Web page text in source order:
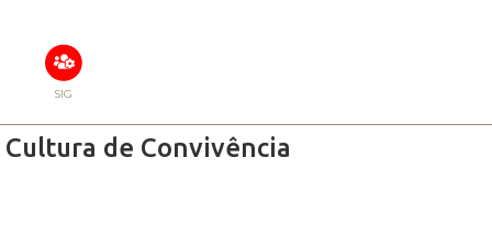
SIG
Cultura de Convivência